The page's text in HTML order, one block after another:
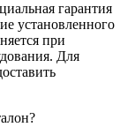
гарантия
установленного
при
Для